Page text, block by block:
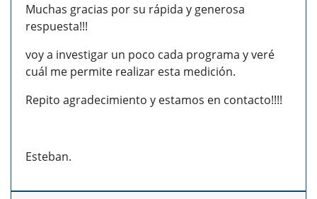
Muchas gracias por su rápida y generosa
respuesta!!!
voy a investigar un poco cada programa y veré
cuál me permite realizar esta medición.
Repito agradecimiento y estamos en contacto!!!!
Esteban.